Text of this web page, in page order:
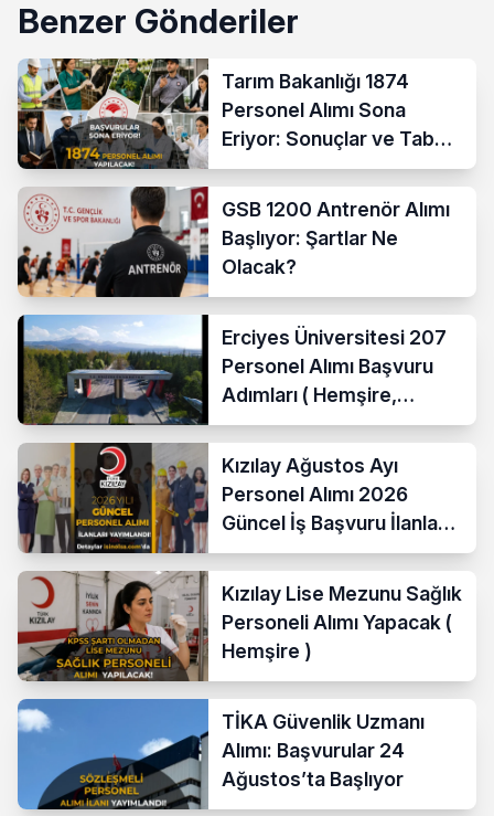
Benzer Gönderiler
Tarım Bakanlığı 1874
Personel Alımı Sona
Eriyor: Sonuçlar ve Taban
KPSS Ne Zaman?
GSB 1200 Antrenör Alımı
Başlıyor: Şartlar Ne
Olacak?
Erciyes Üniversitesi 207
Personel Alımı Başvuru
Adımları ( Hemşire,
Temizlik Personeli )
Kızılay Ağustos Ayı
Personel Alımı 2026
Güncel İş Başvuru İlanları
Yayımladı!
Kızılay Lise Mezunu Sağlık
Personeli Alımı Yapacak (
Hemşire )
TİKA Güvenlik Uzmanı
Alımı: Başvurular 24
Ağustos’ta Başlıyor